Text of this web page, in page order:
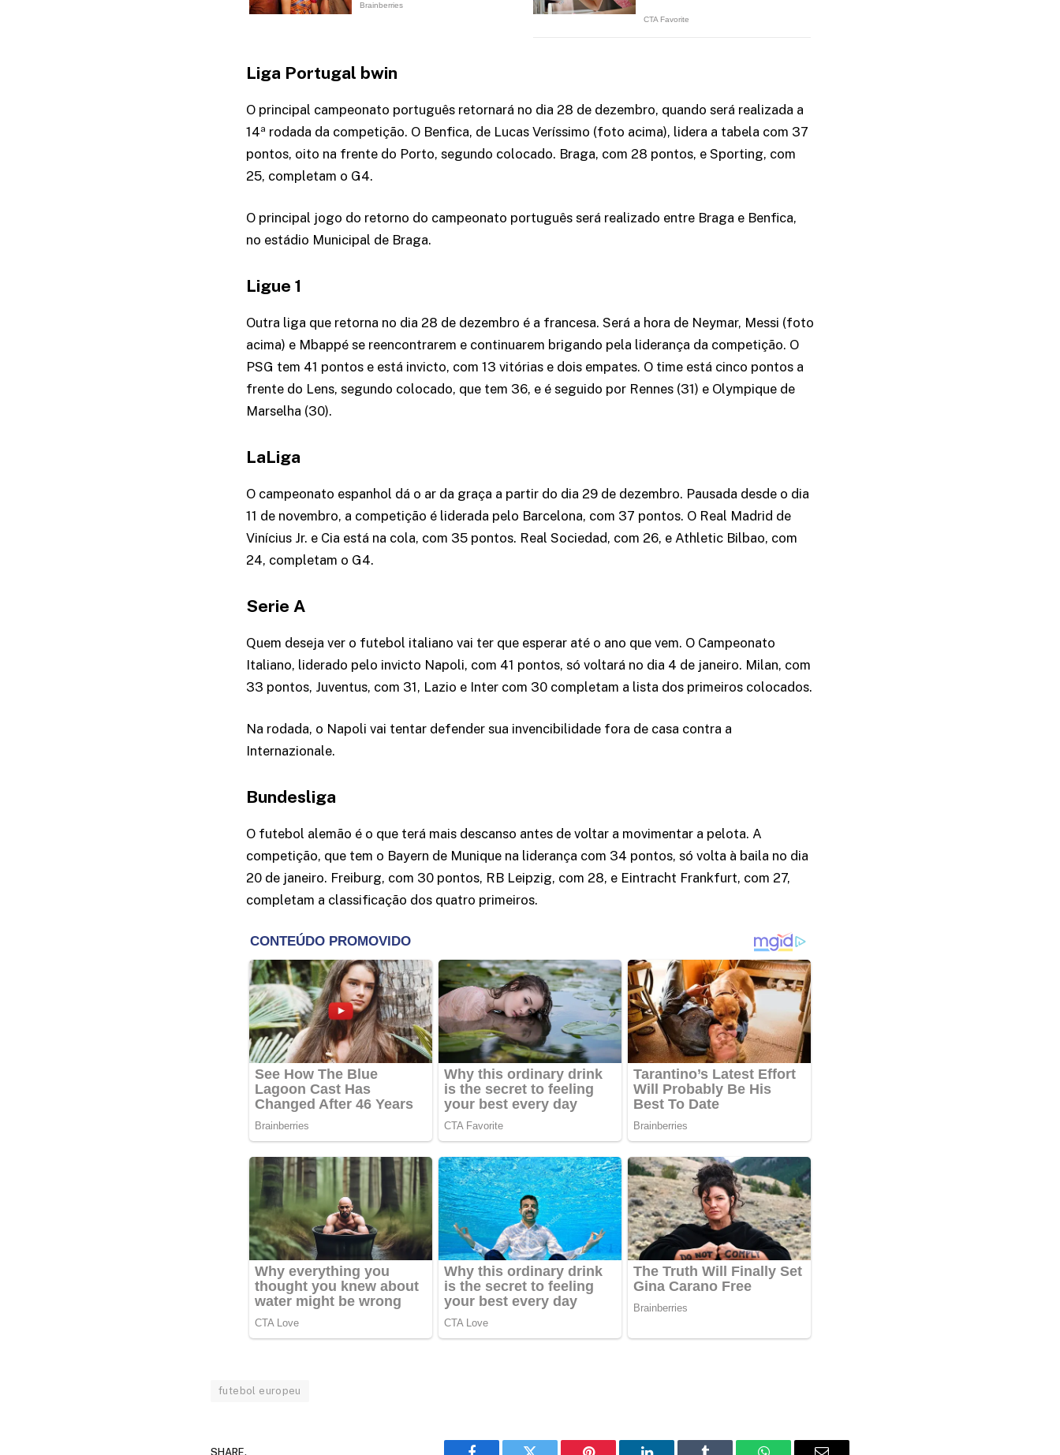
Liga Portugal bwin
O principal campeonato português retornará no dia 28 de dezembro, quando será realizada a
14ª rodada da competição. O Benfica, de Lucas Veríssimo (foto acima), lidera a tabela com 37
pontos, oito na frente do Porto, segundo colocado. Braga, com 28 pontos, e Sporting, com
25, completam o G4.
O principal jogo do retorno do campeonato português será realizado entre Braga e Benfica,
no estádio Municipal de Braga.
Ligue 1
Outra liga que retorna no dia 28 de dezembro é a francesa. Será a hora de Neymar, Messi (foto
acima) e Mbappé se reencontrarem e continuarem brigando pela liderança da competição. O
PSG tem 41 pontos e está invicto, com 13 vitórias e dois empates. O time está cinco pontos a
frente do Lens, segundo colocado, que tem 36, e é seguido por Rennes (31) e Olympique de
Marselha (30).
LaLiga
O campeonato espanhol dá o ar da graça a partir do dia 29 de dezembro. Pausada desde o dia
11 de novembro, a competição é liderada pelo Barcelona, com 37 pontos. O Real Madrid de
Vinícius Jr. e Cia está na cola, com 35 pontos. Real Sociedad, com 26, e Athletic Bilbao, com
24, completam o G4.
Serie A
Quem deseja ver o futebol italiano vai ter que esperar até o ano que vem. O Campeonato
Italiano, liderado pelo invicto Napoli, com 41 pontos, só voltará no dia 4 de janeiro. Milan, com
33 pontos, Juventus, com 31, Lazio e Inter com 30 completam a lista dos primeiros colocados.
Na rodada, o Napoli vai tentar defender sua invencibilidade fora de casa contra a
Internazionale.
Bundesliga
O futebol alemão é o que terá mais descanso antes de voltar a movimentar a pelota. A
competição, que tem o Bayern de Munique na liderança com 34 pontos, só volta à baila no dia
20 de janeiro. Freiburg, com 30 pontos, RB Leipzig, com 28, e Eintracht Frankfurt, com 27,
completam a classificação dos quatro primeiros.
futebol europeu
SHARE.